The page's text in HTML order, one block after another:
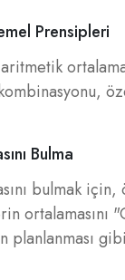
Prensipleri
Bulma
bulmak